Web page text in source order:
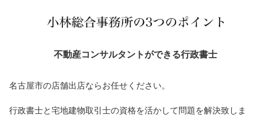
不動産コンサルタントができる行政書士
名古屋市の店舗出店ならお任せください。
行政書士と宅地建物取引士の資格を活かして問題を解決致しま